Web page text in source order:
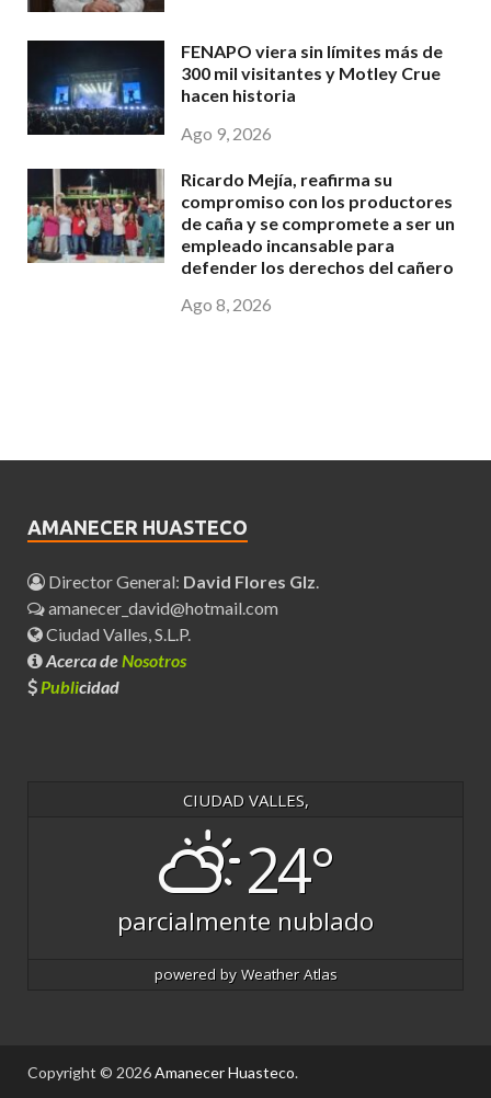
FENAPO viera sin límites más de
300 mil visitantes y Motley Crue
hacen historia
Ago 9, 2026
Ricardo Mejía, reafirma su
compromiso con los productores
de caña y se compromete a ser un
empleado incansable para
defender los derechos del cañero
Ago 8, 2026
AMANECER HUASTECO
Director General: David Flores Glz.
amanecer_david@hotmail.com
Ciudad Valles, S.L.P.
Acerca deNosotros
Publicidad
CIUDAD VALLES,
24°
parcialmente nublado
powered byWeather Atlas
Copyright © 2026Amanecer Huasteco.